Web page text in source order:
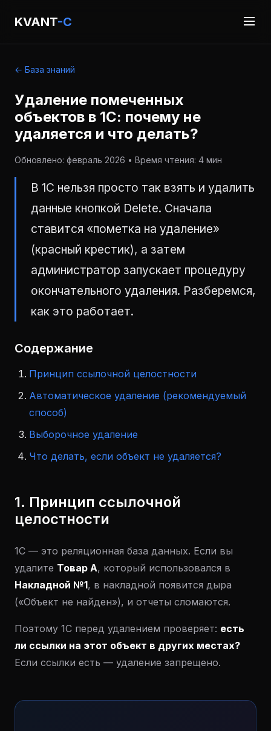
KVANT-C
← База знаний
Удаление помеченных
объектов в 1С: почему не
удаляется и что делать?
Обновлено: февраль 2026 • Время чтения: 4 мин
В 1С нельзя просто так взять и удалить
данные кнопкой Delete. Сначала
ставится «пометка на удаление»
(красный крестик), а затем
администратор запускает процедуру
окончательного удаления. Разберемся,
как это работает.
Содержание
Принцип ссылочной целостности
Автоматическое удаление (рекомендуемый
способ)
Выборочное удаление
Что делать, если объект не удаляется?
1. Принцип ссылочной
целостности
1С — это реляционная база данных. Если вы
удалите Товар А, который использовался в
Накладной №1, в накладной появится дыра
(«Объект не найден»), и отчеты сломаются.
Поэтому 1С перед удалением проверяет: есть
ли ссылки на этот объект в других местах?
Если ссылки есть — удаление запрещено.